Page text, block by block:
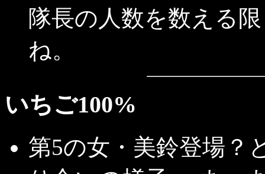
隊長の人数を数える
ね。
いちご100%
第5の女・美鈴登場？